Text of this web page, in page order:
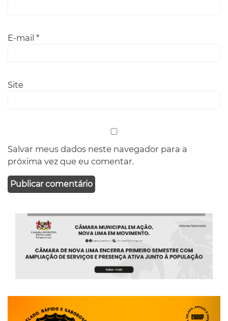
E-mail *
Site
Salvar meus dados neste navegador para a
próxima vez que eu comentar.